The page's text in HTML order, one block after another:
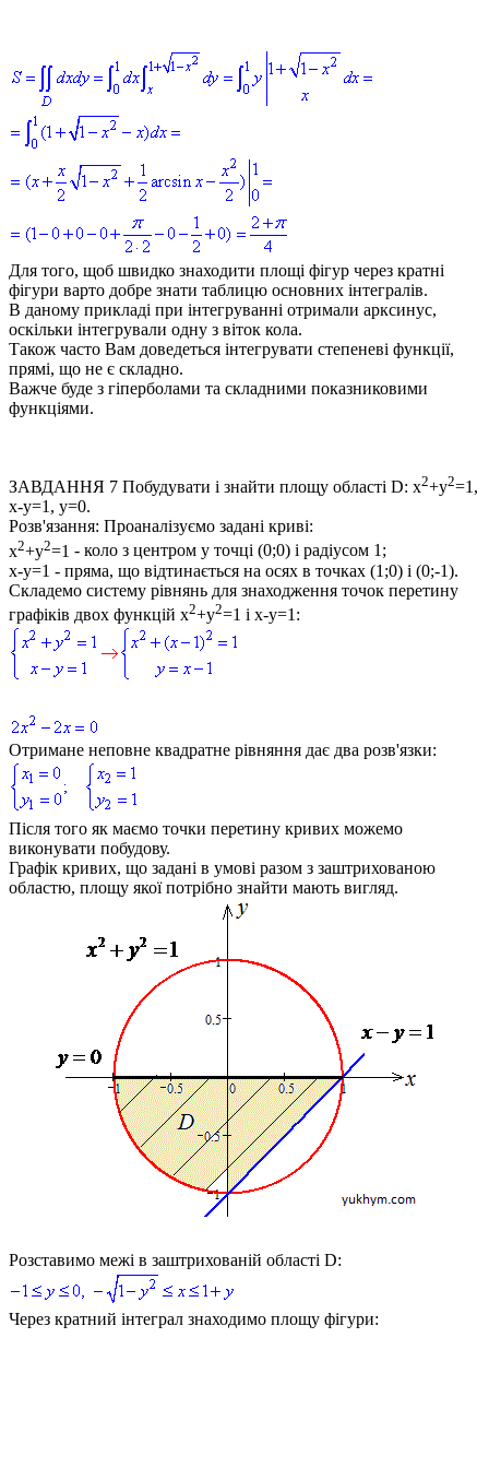
Для того, щоб швидко знаходити площі фігур через кратні
фігури варто добре знати таблицю основних інтегралів.
В даному прикладі при інтегруванні отримали арксинус,
оскільки інтегрували одну з віток кола.
Також часто Вам доведеться інтегрувати степеневі функції,
прямі, що не є складно.
Важче буде з гіперболами та складними показниковими
функціями.
ЗАВДАННЯ 7 Побудувати і знайти площу області D: x2+y2=1,
x-y=1, y=0.
Розв'язання: Проаналізуємо задані криві:
x2+y2=1 - коло з центром у точці (0;0) і радіусом 1;
x-y=1 - пряма, що відтинається на осях в точках (1;0) і (0;-1).
Складемо систему рівнянь для знаходження точок перетину
графіків двох функцій x2+y2=1 і x-y=1 :
Отримане неповне квадратне рівняння дає два розв'язки:
Після того як маємо точки перетину кривих можемо
виконувати побудову.
Графік кривих, що задані в умові разом з заштрихованою
областю, площу якої потрібно знайти мають вигляд.
Розставимо межі в заштрихованій області D:
Через кратний інтеграл знаходимо площу фігури: